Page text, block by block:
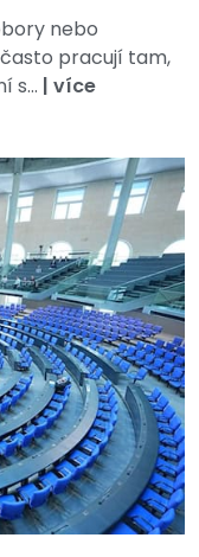
nebo
pracují tam,
s... | více